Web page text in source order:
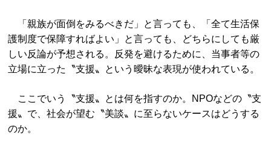
「親族が面倒をみるべきだ」と言っても、「全て生活保
護制度で保障すればよい」と言っても、どちらにしても厳
しい反論が予想される。反発を避けるために、当事者等の
立場に立った〝支援〟という曖昧な表現が使われている。
ここでいう〝支援〟とは何を指すのか。NPOなどの〝支
援〟で、社会が望む〝美談〟に至らないケースはどうする
のか。